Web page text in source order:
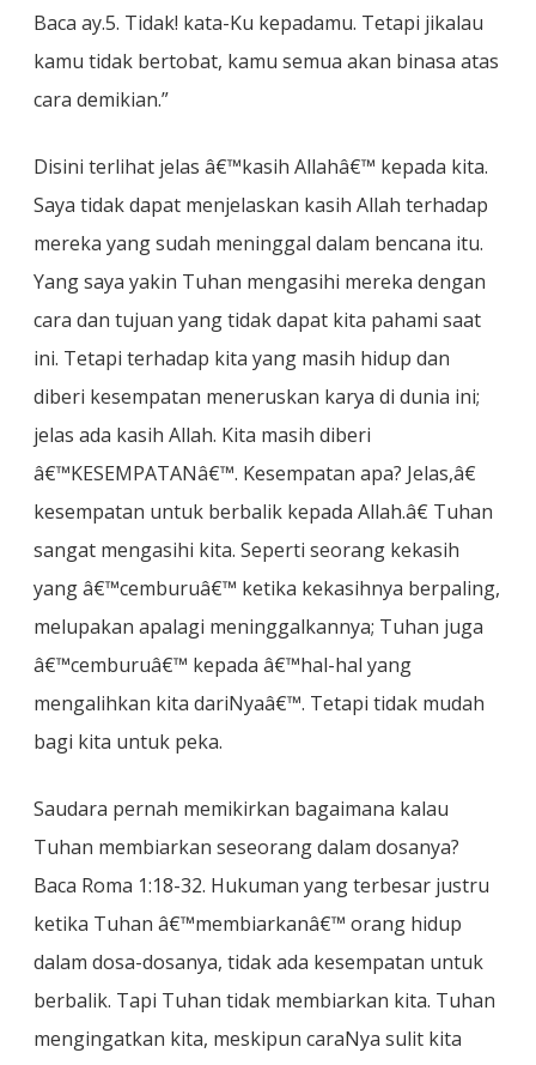
Baca ay.5. Tidak! kata-Ku kepadamu. Tetapi jikalau
kamu tidak bertobat, kamu semua akan binasa atas
cara demikian.”
Disini terlihat jelas â€™kasih Allahâ€™ kepada kita.
Saya tidak dapat menjelaskan kasih Allah terhadap
mereka yang sudah meninggal dalam bencana itu.
Yang saya yakin Tuhan mengasihi mereka dengan
cara dan tujuan yang tidak dapat kita pahami saat
ini. Tetapi terhadap kita yang masih hidup dan
diberi kesempatan meneruskan karya di dunia ini;
jelas ada kasih Allah. Kita masih diberi
â€™KESEMPATANâ€™. Kesempatan apa? Jelas,â€
kesempatan untuk berbalik kepada Allah.â€ Tuhan
sangat mengasihi kita. Seperti seorang kekasih
yang â€™cemburuâ€™ ketika kekasihnya berpaling,
melupakan apalagi meninggalkannya; Tuhan juga
â€™cemburuâ€™ kepada â€™hal-hal yang
mengalihkan kita dariNyaâ€™. Tetapi tidak mudah
bagi kita untuk peka.
Saudara pernah memikirkan bagaimana kalau
Tuhan membiarkan seseorang dalam dosanya?
Baca Roma 1:18-32. Hukuman yang terbesar justru
ketika Tuhan â€™membiarkanâ€™ orang hidup
dalam dosa-dosanya, tidak ada kesempatan untuk
berbalik. Tapi Tuhan tidak membiarkan kita. Tuhan
mengingatkan kita, meskipun caraNya sulit kita